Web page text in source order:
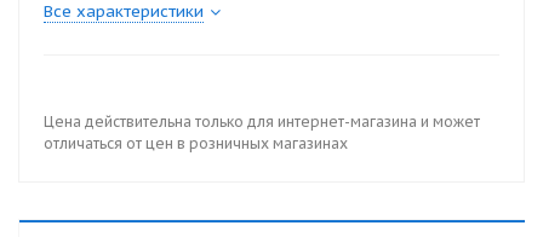
Все характеристики
Цена действительна только для интернет-магазина и может
отличаться от цен в розничных магазинах